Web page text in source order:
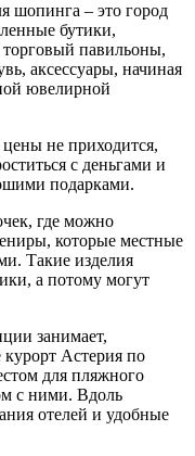
шопинга – это город
бутики,
павильоны,
аксессуары, начиная
ювелирной
цены не приходится,
с деньгами и
подарками.
где можно
которые местные
Такие изделия
а потому могут
занимает,
Астерия по
для пляжного
с ними. Вдоль
отелей и удобные